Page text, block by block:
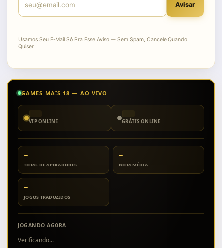
Avisar
Usamos Seu E-Mail Só Pra Esse Aviso — Sem Spam, Cancele Quando
Quiser.
GAMES MAIS 18 — AO VIVO
VIP ONLINE GRÁTIS ONLINE
–
TOTAL DE APOIADORES
–
NOTA MÉDIA
–
JOGOS TRADUZIDOS
JOGANDO AGORA
Verificando...